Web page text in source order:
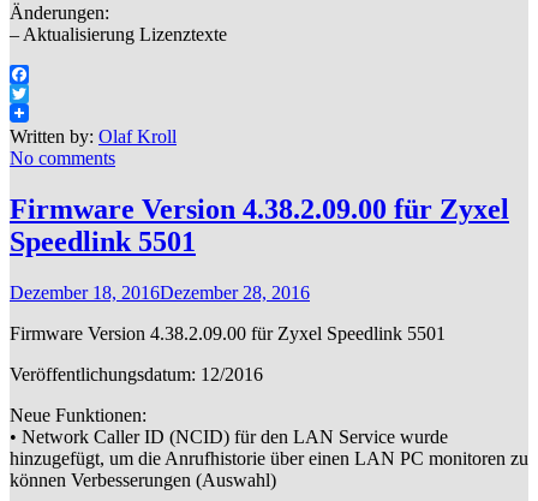
Änderungen:
– Aktualisierung Lizenztexte
Facebook
Twitter
Written by: Olaf Kroll
No comments
Firmware Version 4.38.2.09.00 für Zyxel
Speedlink 5501
Dezember 18, 2016Dezember 28, 2016
Firmware Version 4.38.2.09.00 für Zyxel Speedlink 5501
Veröffentlichungsdatum: 12/2016
Neue Funktionen:
• Network Caller ID (NCID) für den LAN Service wurde
hinzugefügt, um die Anrufhistorie über einen LAN PC monitoren zu
können Verbesserungen (Auswahl)